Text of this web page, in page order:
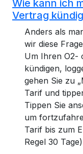
Wie kann ich
Vertrag
Anders als
wir diese
Um Ihren O2-
kündigen,
gehen Sie zu
Tarif und
Tippen Sie
um
Tarif bis zum
Regel 30